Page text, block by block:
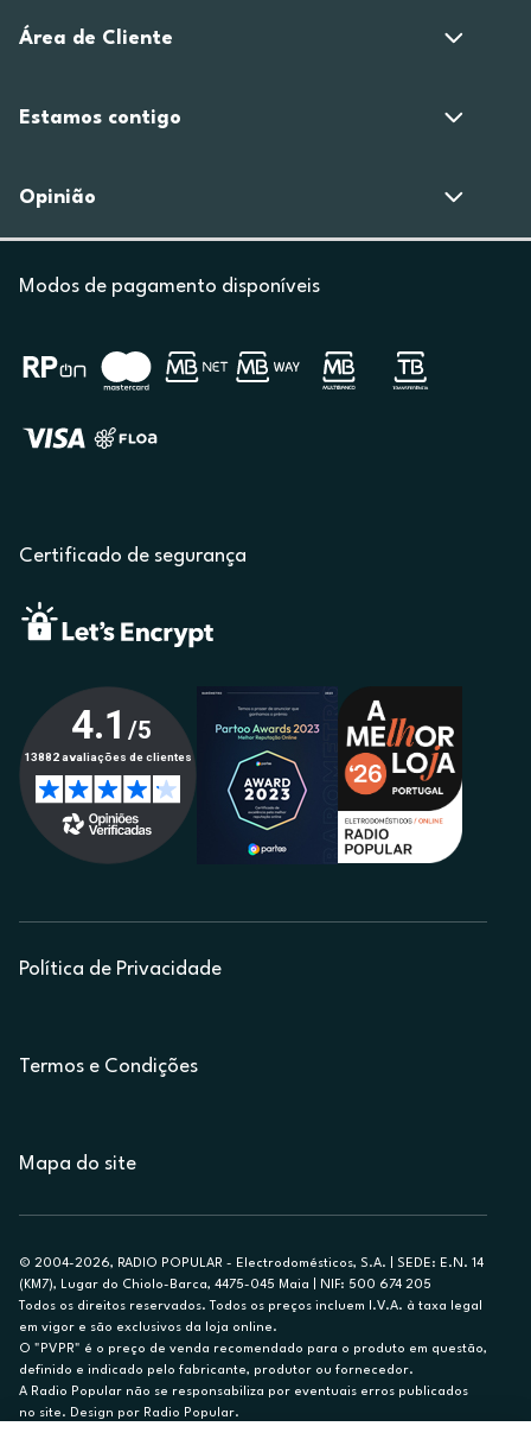
Área de Cliente
Estamos contigo
Opinião
Modos de pagamento disponíveis
Certificado de segurança
Política de Privacidade
Termos e Condições
Mapa do site
© 2004-2026, RADIO POPULAR - Electrodomésticos, S.A. | SEDE: E.N. 14
(KM7), Lugar do Chiolo-Barca, 4475-045 Maia | NIF: 500 674 205
Todos os direitos reservados. Todos os preços incluem I.V.A. à taxa legal
em vigor e são exclusivos da loja online.
O "PVPR" é o preço de venda recomendado para o produto em questão,
definido e indicado pelo fabricante, produtor ou fornecedor.
A Radio Popular não se responsabiliza por eventuais erros publicados
no site. Design por Radio Popular.